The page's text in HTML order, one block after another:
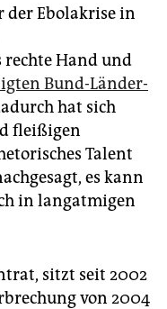
der Ebolakrise in
Hand und
Bund-Länder-
hat sich
fleißigen
Talent
es kann
in langatmigen
sitzt seit 2002
von 2004